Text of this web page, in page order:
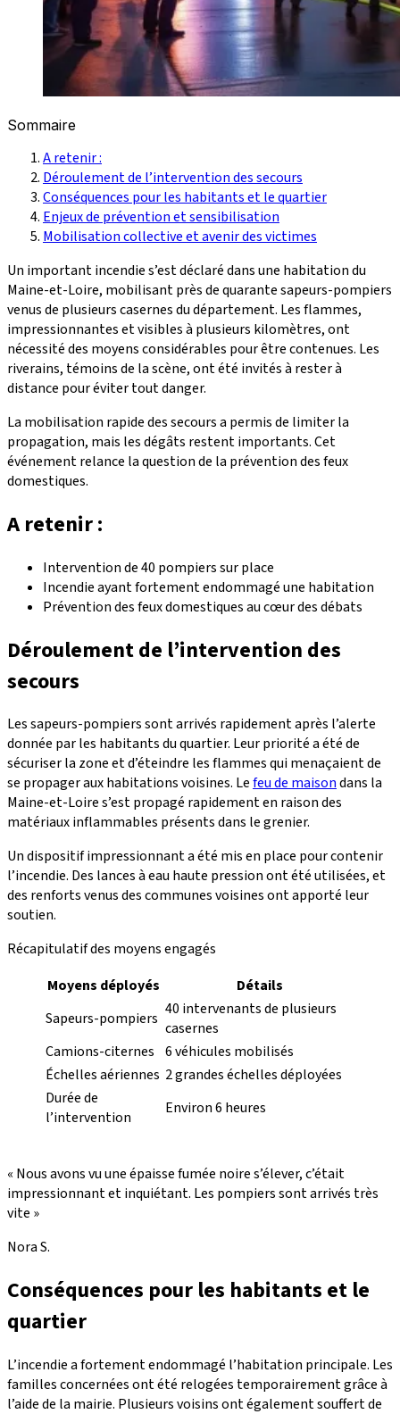
Sommaire
A retenir :
Déroulement de l’intervention des secours
Conséquences pour les habitants et le quartier
Enjeux de prévention et sensibilisation
Mobilisation collective et avenir des victimes
Un important incendie s’est déclaré dans une habitation du
Maine-et-Loire, mobilisant près de quarante sapeurs-pompiers
venus de plusieurs casernes du département. Les flammes,
impressionnantes et visibles à plusieurs kilomètres, ont
nécessité des moyens considérables pour être contenues. Les
riverains, témoins de la scène, ont été invités à rester à
distance pour éviter tout danger.
La mobilisation rapide des secours a permis de limiter la
propagation, mais les dégâts restent importants. Cet
événement relance la question de la prévention des feux
domestiques.
A retenir :
Intervention de 40 pompiers sur place
Incendie ayant fortement endommagé une habitation
Prévention des feux domestiques au cœur des débats
Déroulement de l’intervention des
secours
Les sapeurs-pompiers sont arrivés rapidement après l’alerte
donnée par les habitants du quartier. Leur priorité a été de
sécuriser la zone et d’éteindre les flammes qui menaçaient de
se propager aux habitations voisines. Lefeu de maisondans la
Maine-et-Loire s’est propagé rapidement en raison des
matériaux inflammables présents dans le grenier.
Un dispositif impressionnant a été mis en place pour contenir
l’incendie. Des lances à eau haute pression ont été utilisées, et
des renforts venus des communes voisines ont apporté leur
soutien.
Récapitulatif des moyens engagés
Moyens déployés
Détails
Sapeurs-pompiers 40 intervenants de plusieurs
casernes
Camions-citernes 6 véhicules mobilisés
Échelles aériennes 2 grandes échelles déployées
Durée de
l’intervention
Environ 6 heures
« Nous avons vu une épaisse fumée noire s’élever, c’était
impressionnant et inquiétant. Les pompiers sont arrivés très
vite »
Nora S.
Conséquences pour les habitants et le
quartier
L’incendie a fortement endommagé l’habitation principale. Les
familles concernées ont été relogées temporairement grâce à
l’aide de la mairie. Plusieurs voisins ont également souffert de